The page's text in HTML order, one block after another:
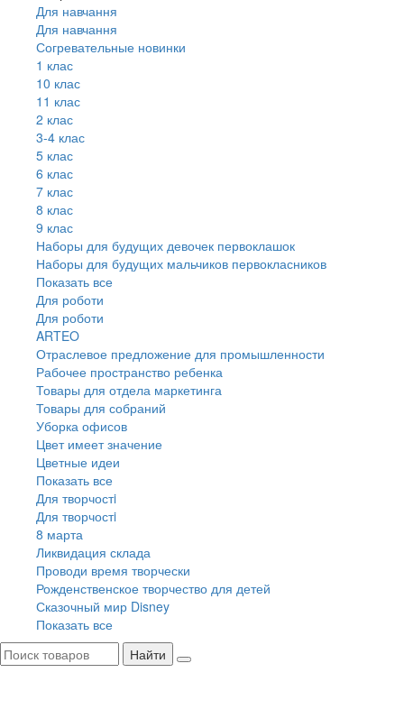
Для навчання
Для навчання
Согревательные новинки
1 клас
10 клас
11 клас
2 клас
3-4 клас
5 клас
6 клас
7 клас
8 клас
9 клас
Наборы для будущих девочек первоклашок
Наборы для будущих мальчиков первокласников
Показать все
Для роботи
Для роботи
ARTEO
Отраслевое предложение для промышленности
Рабочее пространство ребенка
Товары для отдела маркетинга
Товары для собраний
Уборка офисов
Цвет имеет значение
Цветные идеи
Показать все
Для творчостi
Для творчостi
8 марта
Ликвидация склада
Проводи время творчески
Рожденственское творчество для детей
Сказочный мир Disney
Показать все
Найти